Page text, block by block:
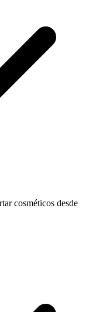
cosméticos desde